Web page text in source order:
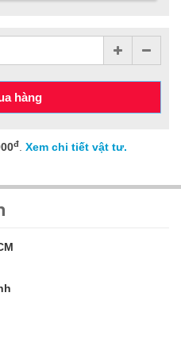
hàng
đ. Xem chi tiết vật tư.